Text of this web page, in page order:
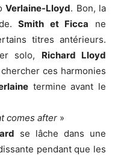
Verlaine-Lloyd. Bon, la
Smith et Ficca ne
titres antérieurs.
solo, Richard Lloyd
ces harmonies
termine avant le
comes after »
se lâche dans une
pendant que les